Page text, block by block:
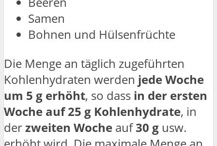
Samen
Bohnen und Hülsenfrüchte
Die Menge an täglich zugeführten
Kohlenhydraten werden jede Woche
um 5 g erhöht, so dass in der ersten
Woche auf 25 g Kohlenhydrate, in
derzweiten Woche auf30 g usw.